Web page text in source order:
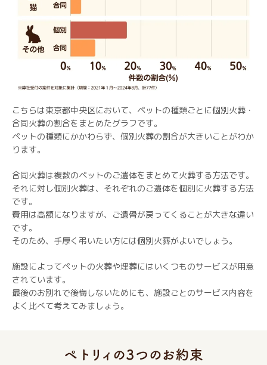
こちらは東京都中央区において、ペットの種類ごとに個別火葬・
合同火葬の割合をまとめたグラフです。
ペットの種類にかかわらず、個別火葬の割合が大きいことがわか
ります。
合同火葬は複数のペットのご遺体をまとめて火葬する方法です。
それに対し個別火葬は、それぞれのご遺体を個別に火葬する方法
です。
費用は高額になりますが、ご遺骨が戻ってくることが大きな違い
です。
そのため、手厚く弔いたい方には個別火葬がよいでしょう。
施設によってペットの火葬や埋葬にはいくつものサービスが用意
されています。
最後のお別れで後悔しないためにも、施設ごとのサービス内容を
よく比べて考えてみましょう。